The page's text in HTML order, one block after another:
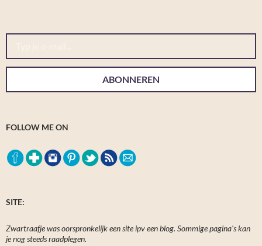
Typ je e-mail...
ABONNEREN
FOLLOW ME ON
SITE:
Zwartraafje was oorspronkelijk een site ipv een blog. Sommige pagina's kan
je nog steeds raadplegen.